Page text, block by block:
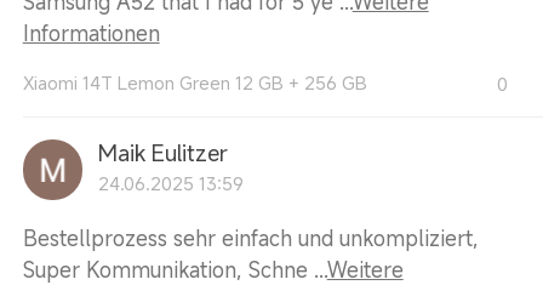
Informationen
Xiaomi 14T Lemon Green 12 GB + 256 GB 0
Maik Eulitzer
24.06.2025 13:59
Bestellprozess sehr einfach und unkompliziert,
Super Kommunikation, Schne ...Weitere